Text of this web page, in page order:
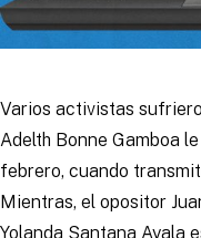
Varios activistas
Adelth Bonne Gamboa
febrero, cuando
Mientras, el opositor
Yolanda Santana Ayala